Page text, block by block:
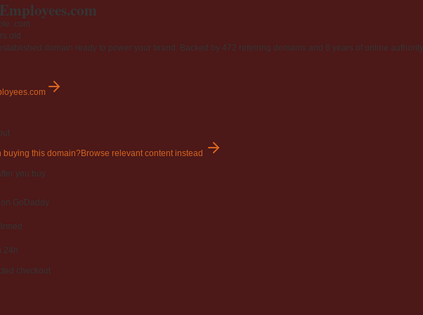
.com
.com
old
domain ready to power your brand. Backed by 472 referring domains and 6 years of online
buying this domain?Browse relevant content instead
you buy
GoDaddy
24h
checkout